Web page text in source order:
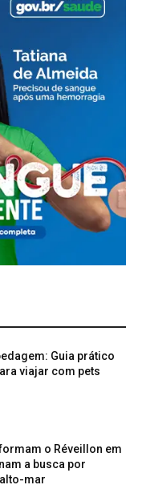
Guia prático
viajar com pets
o Réveillon em
a busca por
mar